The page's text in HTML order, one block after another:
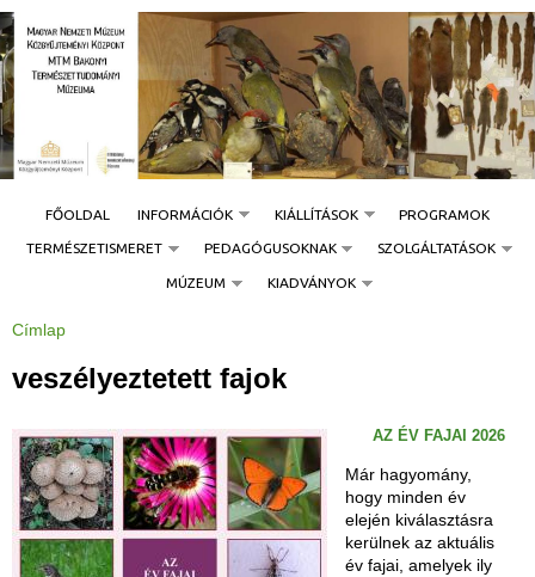
Jump to navigation
FŐOLDAL INFORMÁCIÓK KIÁLLÍTÁSOK PROGRAMOK
TERMÉSZETISMERET PEDAGÓGUSOKNAK SZOLGÁLTATÁSOK
MÚZEUM KIADVÁNYOK
J
l
e
e
g
h
Címlap
veszélyeztetett fajok
AZ ÉV FAJAI 2026
Már hagyomány,
hogy minden év
elején kiválasztásra
kerülnek az aktuális
év fajai, amelyek ily